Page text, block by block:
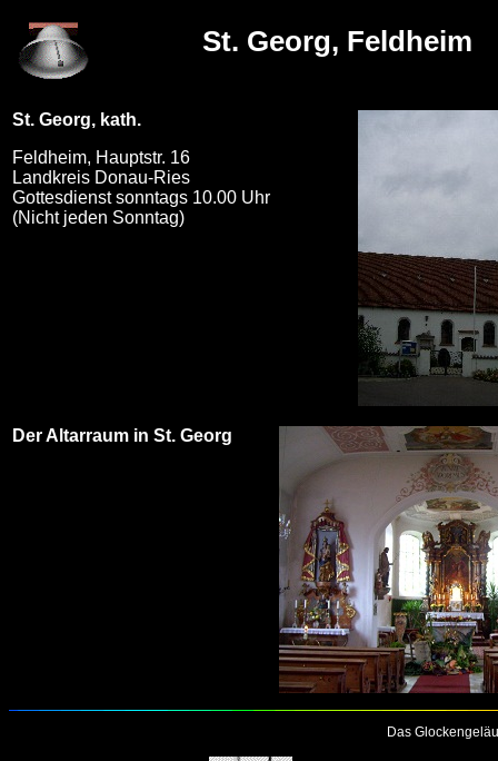
St. Georg, Feldheim
St. Georg, kath.
Feldheim, Hauptstr. 16
Landkreis Donau-Ries
Gottesdienst sonntags 10.00 Uhr
(Nicht jeden Sonntag)
Der Altarraum in St. Georg
Das